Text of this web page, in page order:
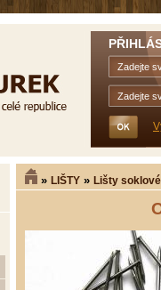
» LIŠTY » Lišty